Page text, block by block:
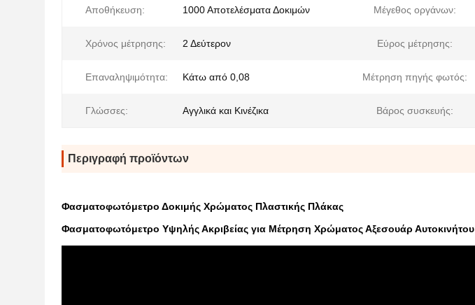
Αποθήκευση: 1000 Αποτελέσματα Δοκιμών Μέγεθος οργάνων:
Χρόνος μέτρησης: 2 Δεύτερον Εύρος μέτρησης:
Επαναληψιμότητα: Κάτω από 0,08 Μέτρηση πηγής φωτός:
Γλώσσες: Αγγλικά και Κινέζικα Βάρος συσκευής:
Περιγραφή προϊόντων
Φασματοφωτόμετρο Δοκιμής Χρώματος Πλαστικής Πλάκας
Φασματοφωτόμετρο Υψηλής Ακριβείας για Μέτρηση Χρώματος Αξεσουάρ Αυτοκινήτου